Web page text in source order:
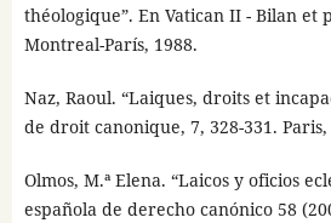
théologique”. En Vatican II - Bilan et
Montreal-París, 1988.
Naz, Raoul. “Laiques, droits et
de droit canonique, 7, 328-331. Paris,
Olmos, M.ª Elena. “Laicos y oficios
española de derecho canónico 58